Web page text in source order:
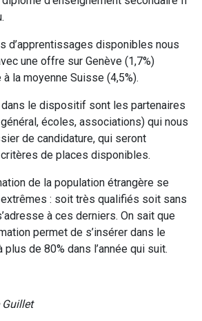
d’apprentissages disponibles nous
une offre sur Genève (1,7%)
la moyenne Suisse (4,5%).
dans le dispositif sont les partenaires
écoles, associations) qui nous
de candidature, qui seront
de places disponibles.
de la population étrangère se
: soit très qualifiés soit sans
à ces derniers. On sait que
permet de s’insérer dans le
plus de 80% dans l’année qui suit.
Guillet